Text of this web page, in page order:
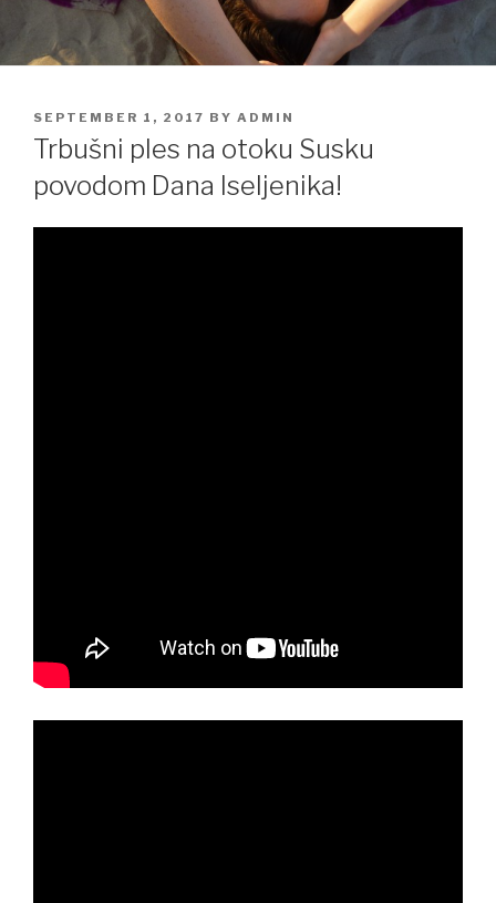
POSTED
ON
SEPTEMBER 1, 2017 BY ADMIN
Trbušni ples na otoku Susku
povodom Dana Iseljenika!